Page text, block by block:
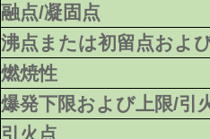
融点/凝固点
沸点または初留点およ
燃焼性
爆発下限および上限/引
引火点